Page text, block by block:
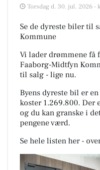
Torsdag d. 30. jul. 2026 -
Se de dyreste biler til
Kommune
Vi lader drømmene få
Faaborg-Midtfyn
til salg - lige nu.
Byens dyreste bil er
koster 1.269.800. Der
og du kan granske i
pengene værd.
Se hele listen her -